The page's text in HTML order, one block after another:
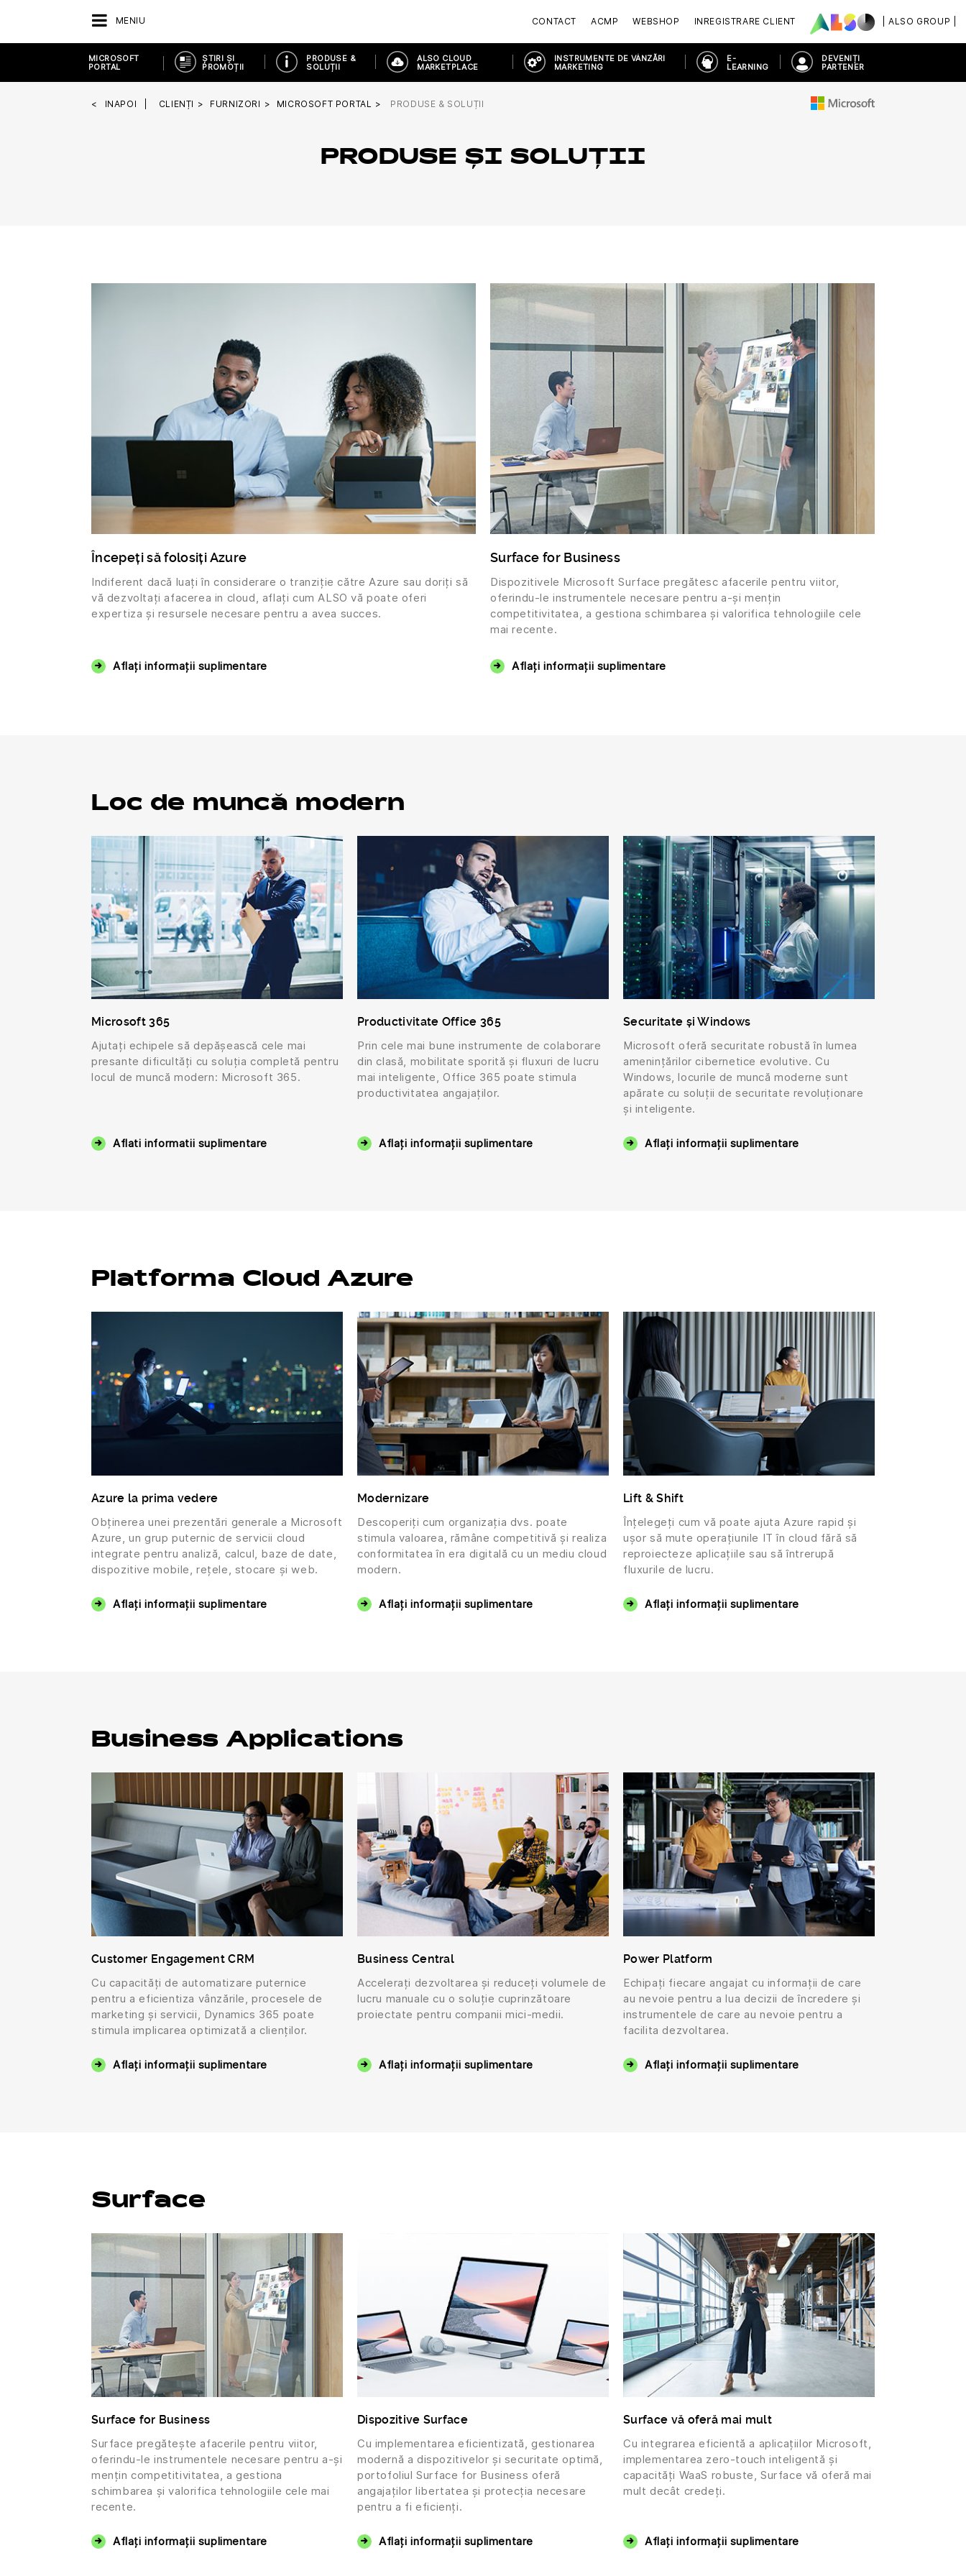
MENIU | ALSO GROUP |
CONTACT ACMP WEBSHOP INREGISTRARE CLIENT
MICROSOFT
PORTAL
ȘTIRI ȘI
PROMOȚII
PRODUSE &
SOLUȚII
ALSO CLOUD
MARKETPLACE
INSTRUMENTE DE VÂNZĂRI
MARKETING
E-
LEARNING
DEVENIȚI
PARTENER
INAPOI CLIENȚI FURNIZORI MICROSOFT PORTAL PRODUSE & SOLUȚII
PRODUSE ȘI SOLUȚII
Începeți să folosiți Azure
Indiferent dacă luați în considerare o tranziție către Azure sau doriți să
vă dezvoltați afacerea in cloud, aflați cum ALSO vă poate oferi
expertiza și resursele necesare pentru a avea succes.
Aflați informații suplimentare
Surface for Business
Dispozitivele Microsoft Surface pregătesc afacerile pentru viitor,
oferindu-le instrumentele necesare pentru a-și mențin
competitivitatea, a gestiona schimbarea și valorifica tehnologiile cele
mai recente.
Aflați informații suplimentare
Loc de muncă modern
Microsoft 365
Ajutați echipele să depășească cele mai
presante dificultăți cu soluția completă pentru
locul de muncă modern: Microsoft 365.
Aflati informatii suplimentare
Productivitate Office 365
Prin cele mai bune instrumente de colaborare
din clasă, mobilitate sporită și fluxuri de lucru
mai inteligente, Office 365 poate stimula
productivitatea angajaților.
Aflați informații suplimentare
Securitate și Windows
Microsoft oferă securitate robustă în lumea
amenințărilor cibernetice evolutive. Cu
Windows, locurile de muncă moderne sunt
apărate cu soluții de securitate revoluționare
și inteligente.
Aflați informații suplimentare
Platforma Cloud Azure
Azure la prima vedere
Obținerea unei prezentări generale a Microsoft
Azure, un grup puternic de servicii cloud
integrate pentru analiză, calcul, baze de date,
dispozitive mobile, rețele, stocare și web.
Aflați informații suplimentare
Modernizare
Descoperiți cum organizația dvs. poate
stimula valoarea, rămâne competitivă și realiza
conformitatea în era digitală cu un mediu cloud
modern.
Aflați informații suplimentare
Lift & Shift
Înțelegeți cum vă poate ajuta Azure rapid și
ușor să mute operațiunile IT în cloud fără să
reproiecteze aplicațiile sau să întrerupă
fluxurile de lucru.
Aflați informații suplimentare
Business Applications
Customer Engagement CRM
Cu capacități de automatizare puternice
pentru a eficientiza vânzările, procesele de
marketing și servicii, Dynamics 365 poate
stimula implicarea optimizată a clienților.
Aflați informații suplimentare
Business Central
Accelerați dezvoltarea și reduceți volumele de
lucru manuale cu o soluție cuprinzătoare
proiectate pentru companii mici-medii.
Aflați informații suplimentare
Power Platform
Echipați fiecare angajat cu informații de care
au nevoie pentru a lua decizii de încredere și
instrumentele de care au nevoie pentru a
facilita dezvoltarea.
Aflați informații suplimentare
Surface
Surface for Business
Surface pregătește afacerile pentru viitor,
oferindu-le instrumentele necesare pentru a-și
mențin competitivitatea, a gestiona
schimbarea și valorifica tehnologiile cele mai
recente.
Aflați informații suplimentare
Dispozitive Surface
Cu implementarea eficientizată, gestionarea
modernă a dispozitivelor și securitate optimă,
portofoliul Surface for Business oferă
angajaților libertatea și protecția necesare
pentru a fi eficienți.
Aflați informații suplimentare
Surface vă oferă mai mult
Cu integrarea eficientă a aplicațiilor Microsoft,
implementarea zero-touch inteligentă și
capacități WaaS robuste, Surface vă oferă mai
mult decât credeți.
Aflați informații suplimentare